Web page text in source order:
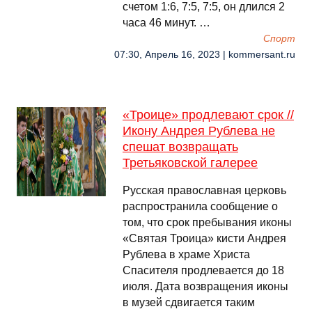
счетом 1:6, 7:5, 7:5, он длился 2
часа 46 минут. …
Спорт
07:30, Апрель 16, 2023 | kommersant.ru
«Троице» продлевают срок //
Икону Андрея Рублева не
спешат возвращать
Третьяковской галерее
Русская православная церковь
распространила сообщение о
том, что срок пребывания иконы
«Святая Троица» кисти Андрея
Рублева в храме Христа
Спасителя продлевается до 18
июля. Дата возвращения иконы
в музей сдвигается таким